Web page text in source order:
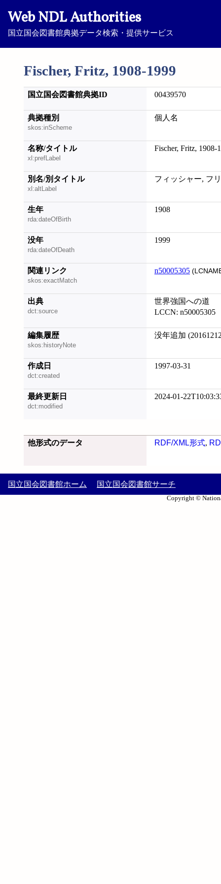
Web NDL Authorities
国立国会図書館典拠データ検索・提供サービス
Fischer, Fritz, 1908-1999
国立国会図書館典拠ID 00439570
典拠種別
skos:inScheme
個人名
名称/タイトル
xl:prefLabel
Fischer, Fritz, 1908-
別名/別タイトル
xl:altLabel
フィッシャー, フ
生年
rda:dateOfBirth
1908
没年
rda:dateOfDeath
1999
関連リンク
skos:exactMatch
n50005305
出典
dct:source
世界強国への道
LCCN: n50005305
編集履歴
skos:historyNote
没年追加
作成日
dct:created
1997-03-31
最終更新日
dct:modified
2024-01-
他形式のデータ RDF/XML形式,
国立国会図書館ホーム 国立国会図書館サーチ
Copyright ©